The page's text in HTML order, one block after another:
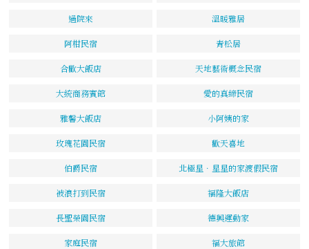
過院來 溫暖雅居
阿柑民宿 青松居
合歡大飯店 天地藝術概念民宿
大統商務賓館 愛的真締民宿
雅馨大飯店 小阿姨的家
玫瑰花園民宿 歡天喜地
伯爵民宿 北極星．星星的家渡假民宿
被浪打到民宿 福隆大飯店
長聖榮園民宿 德興運動家
家庭民宿 福大旅館